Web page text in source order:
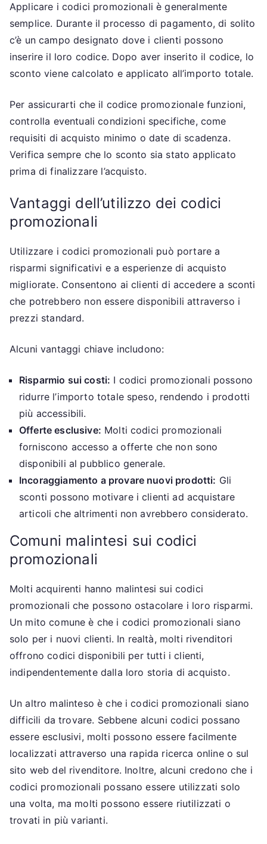
Applicare i codici promozionali è generalmente
semplice. Durante il processo di pagamento, di solito
c’è un campo designato dove i clienti possono
inserire il loro codice. Dopo aver inserito il codice, lo
sconto viene calcolato e applicato all’importo totale.
Per assicurarti che il codice promozionale funzioni,
controlla eventuali condizioni specifiche, come
requisiti di acquisto minimo o date di scadenza.
Verifica sempre che lo sconto sia stato applicato
prima di finalizzare l’acquisto.
Vantaggi dell’utilizzo dei codici
promozionali
Utilizzare i codici promozionali può portare a
risparmi significativi e a esperienze di acquisto
migliorate. Consentono ai clienti di accedere a sconti
che potrebbero non essere disponibili attraverso i
prezzi standard.
Alcuni vantaggi chiave includono:
Risparmio sui costi: I codici promozionali possono
ridurre l’importo totale speso, rendendo i prodotti
più accessibili.
Offerte esclusive: Molti codici promozionali
forniscono accesso a offerte che non sono
disponibili al pubblico generale.
Incoraggiamento a provare nuovi prodotti: Gli
sconti possono motivare i clienti ad acquistare
articoli che altrimenti non avrebbero considerato.
Comuni malintesi sui codici
promozionali
Molti acquirenti hanno malintesi sui codici
promozionali che possono ostacolare i loro risparmi.
Un mito comune è che i codici promozionali siano
solo per i nuovi clienti. In realtà, molti rivenditori
offrono codici disponibili per tutti i clienti,
indipendentemente dalla loro storia di acquisto.
Un altro malinteso è che i codici promozionali siano
difficili da trovare. Sebbene alcuni codici possano
essere esclusivi, molti possono essere facilmente
localizzati attraverso una rapida ricerca online o sul
sito web del rivenditore. Inoltre, alcuni credono che i
codici promozionali possano essere utilizzati solo
una volta, ma molti possono essere riutilizzati o
trovati in più varianti.